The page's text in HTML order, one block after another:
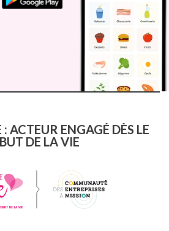
ACTEUR ENGAGÉ DÈS LE
DE LA VIE